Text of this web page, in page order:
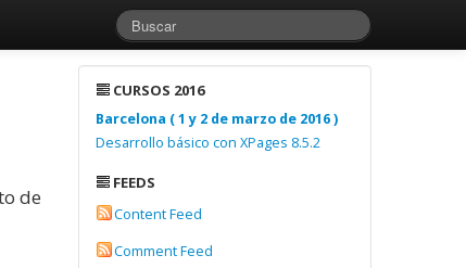
de
CURSOS 2016
Barcelona ( 1 y 2 de marzo de 2016 )
Desarrollo básico con XPages 8.5.2
FEEDS
Content Feed
Comment Feed